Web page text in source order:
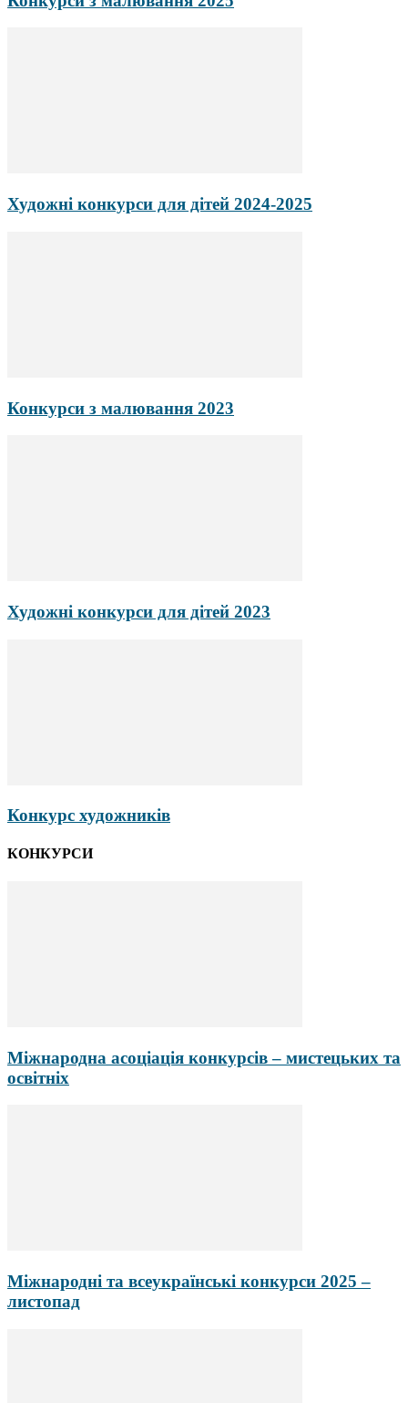
Художні конкурси для дітей 2024-2025
Конкурси з малювання 2023
Художні конкурси для дітей 2023
Конкурс художників
КОНКУРСИ
Міжнародна асоціація конкурсів – мистецьких та
освітніх
Міжнародні та всеукраїнські конкурси 2025 –
листопад